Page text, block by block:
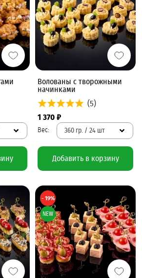
Волованы с творожными
начинками
(5)
1 370 ₽
360 гр. / 24 шт
Добавить в корзину
- 19%
NEW